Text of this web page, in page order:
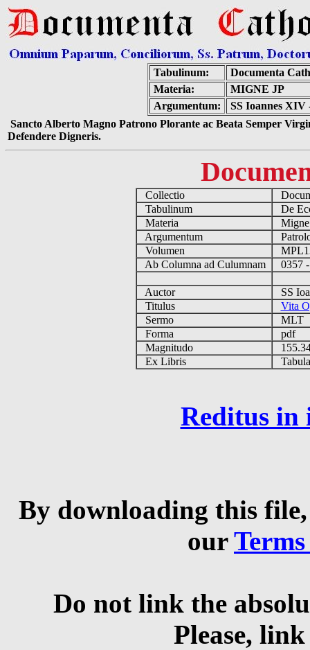
Tabulinum:
Documenta
Materia:
MIGNE JP
Argumentum:
SS Ioannes XIV
Sancto Alberto Magno Patrono Plorante ac Beata Semper
Defendere Digneris.
Collectio
Tabulinum
De
Materia
Argumentum
Volumen
Ab Columna ad Culumnam
0357
Auctor
SS
Titulus
Vita
Sermo
MLT
Forma
pdf
Magnitudo
Ex Libris
Reditus in
By downloading this
our
Do not link the
Please,